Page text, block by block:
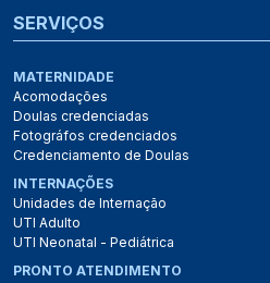
SERVIÇOS
MATERNIDADE
Acomodações
Doulas credenciadas
Fotográfos credenciados
Credenciamento de Doulas
INTERNAÇÕES
Unidades de Internação
UTI Adulto
UTI Neonatal - Pediátrica
PRONTO ATENDIMENTO